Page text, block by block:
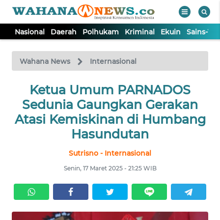
Nasional Daerah Polhukam Kriminal Ekuin Sains-
Wahana News Internasional
Ketua Umum PARNADOS
Sedunia Gaungkan Gerakan
Atasi Kemiskinan di Humbang
Hasundutan
Sutrisno - Internasional
Senin, 17 Maret 2025 - 21:25 WIB
TV
Tutup
NASIONAL
DAERAH
EKUIN